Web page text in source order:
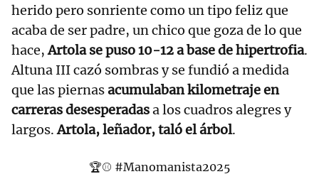
herido pero sonriente como un tipo feliz que
acaba de ser padre, un chico que goza de lo que
hace,Artola se puso 10-12 a base de hipertrofia.
Altuna III cazó sombras y se fundió a medida
que las piernasacumu​laban kilometraje en
carreras desesperadasa los cuadros alegres y
largos.Artola, leñador, taló el árbol.
🏆⚾ #Manomanista2025